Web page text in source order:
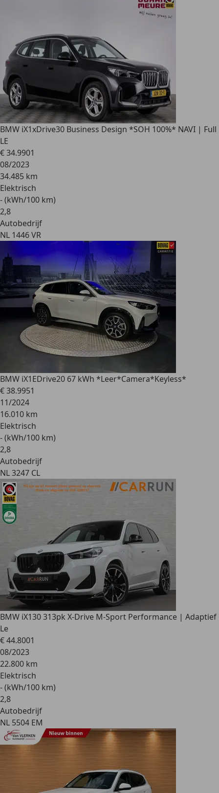
BMW iX1xDrive30 Business Design *SOH 100%* NAVI | Full
LE
€ 34.9901
08/2023
34.485 km
Elektrisch
- (kWh/100 km)
2,8
Autobedrijf
NL 1446 VR
BMW iX1EDrive20 67 kWh *Leer*Camera*Keyless*
€ 38.9951
11/2024
16.010 km
Elektrisch
- (kWh/100 km)
2,8
Autobedrijf
NL 3247 CL
BMW iX130 313pk X-Drive M-Sport Performance | Adaptief
Le
€ 44.8001
08/2023
22.800 km
Elektrisch
- (kWh/100 km)
2,8
Autobedrijf
NL 5504 EM